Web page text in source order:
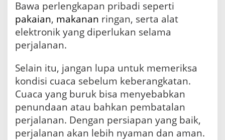
pakaian, makanan ringan, serta alat
elektronik yang diperlukan selama
perjalanan.
Selain itu, jangan lupa untuk memeriksa
kondisi cuaca sebelum keberangkatan.
Cuaca yang buruk bisa menyebabkan
penundaan atau bahkan pembatalan
perjalanan. Dengan persiapan yang baik,
perjalanan akan lebih nyaman dan aman.